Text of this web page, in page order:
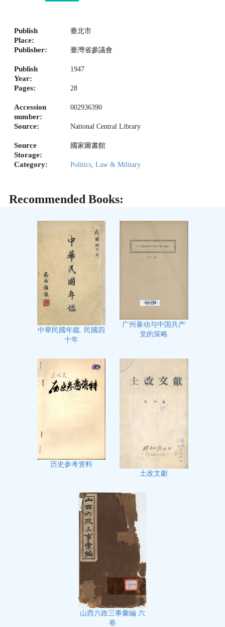
Publish
Place:
臺北市
Publisher: 臺灣省參議會
Publish
Year:
1947
Pages: 28
Accession
number:
002936390
Source: National Central Library
Source
Storage:
國家圖書館
Category: Politics, Law & Military
Recommended Books:
中華民國年鑑. 民國四
十年
广州暴动与中国共产
党的策略
历史参考资料
土改文獻
山西六政三事彙編 六
卷